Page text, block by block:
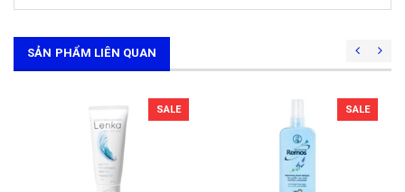
SẢN PHẨM LIÊN QUAN
SALE SALE